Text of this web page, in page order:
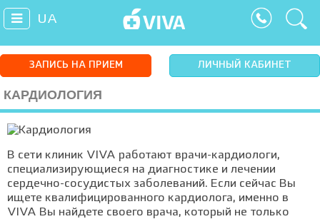
UA
ЗАПИСЬ НА ПРИЕМ ЛИЧНЫЙ КАБИНЕТ
КАРДИОЛОГИЯ
В сети клиник VIVA работают врачи-кардиологи,
специализирующиеся на диагностике и лечении
сердечно-сосудистых заболеваний. Если сейчас Вы
ищете квалифицированного кардиолога, именно в
VIVA Вы найдете своего врача, который не только